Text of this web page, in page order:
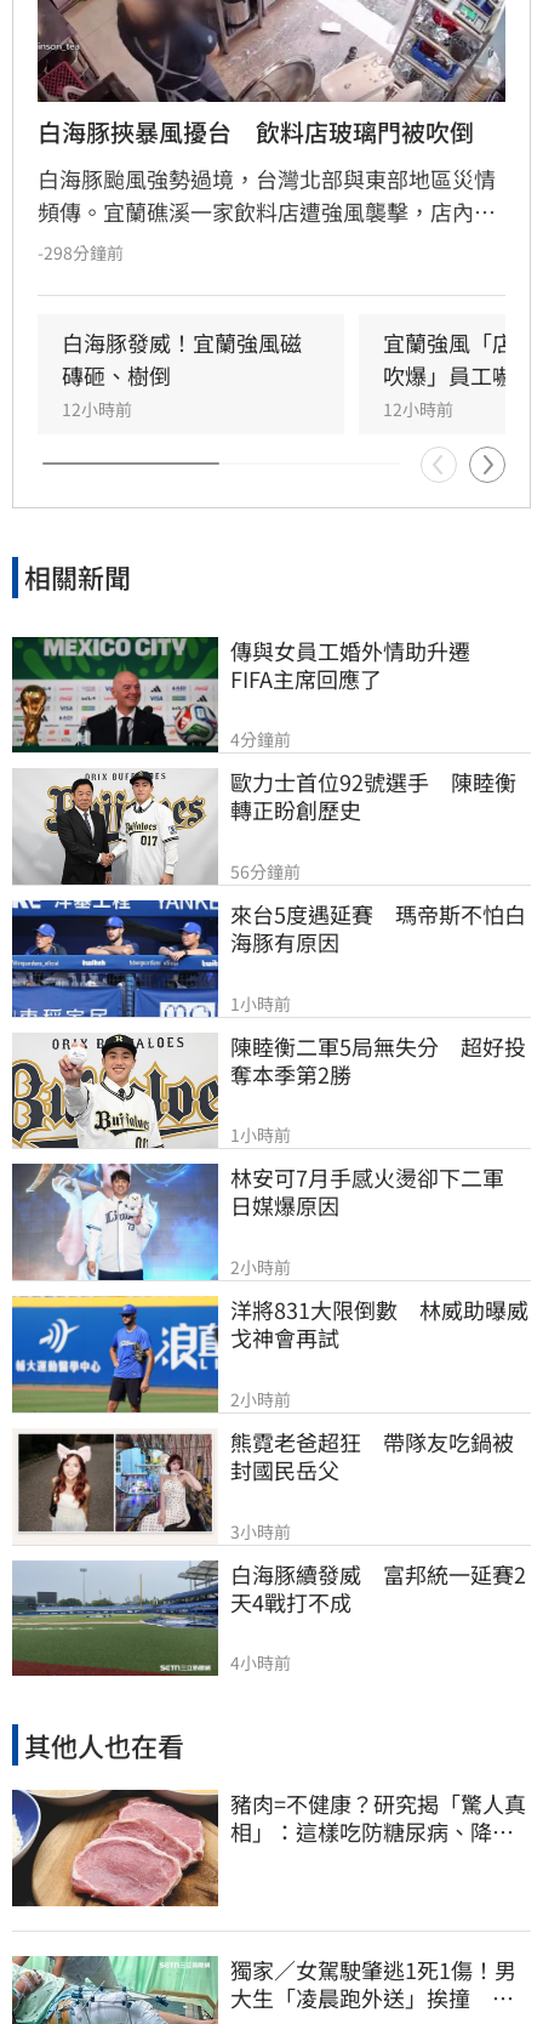
白海豚挾暴風擾台　飲料店玻璃門被吹倒
白海豚颱風強勢過境，台灣北部與東部地區災情
頻傳。宜蘭礁溪一家飲料店遭強風襲擊，店內玻
璃門瞬間碎裂，店員飽受驚嚇，目前只能先以木
浪花吞沒跌倒，驚險畫面曝光引發網友撻伐。海
巡署對此嚴正呼籲，颱風期間切勿闖入警戒區，
違者最高可處25萬元罰鍰。
-298分鐘前
白海豚發威！宜蘭強風磁
磚砸、樹倒
12小時前
宜蘭強風「店
吹爆」員工嚇抱
12小時前
相關新聞
傳與女員工婚外情助升遷
FIFA主席回應了
4分鐘前
歐力士首位92號選手　陳睦衡
轉正盼創歷史
56分鐘前
來台5度遇延賽　瑪帝斯不怕白
海豚有原因
1小時前
陳睦衡二軍5局無失分　超好投
奪本季第2勝
1小時前
林安可7月手感火燙卻下二軍
日媒爆原因
2小時前
洋將831大限倒數　林威助曝威
戈神會再試
2小時前
熊霓老爸超狂　帶隊友吃鍋被
封國民岳父
3小時前
白海豚續發威　富邦統一延賽2
天4戰打不成
4小時前
其他人也在看
豬肉=不健康？研究揭「驚人真
相」：這樣吃防糖尿病、降膽
獨家／女駕駛肇逃1死1傷！男
大生「凌晨跑外送」挨撞 媽